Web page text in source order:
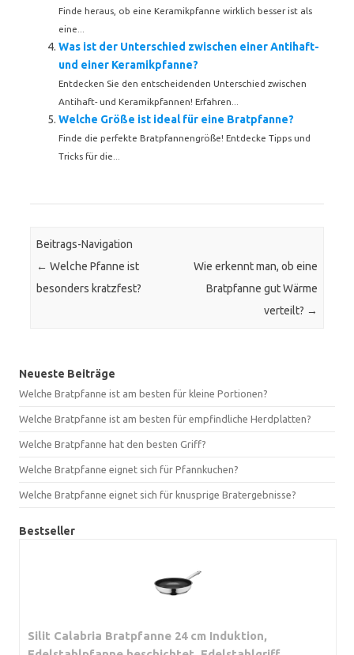
Finde heraus, ob eine Keramikpfanne wirklich besser ist als
eine...
Was ist der Unterschied zwischen einer Antihaft-
und einer Keramikpfanne?
Entdecken Sie den entscheidenden Unterschied zwischen
Antihaft- und Keramikpfannen! Erfahren...
Welche Größe ist ideal für eine Bratpfanne?
Finde die perfekte Bratpfannengröße! Entdecke Tipps und
Tricks für die...
Beitrags-Navigation
← Welche Pfanne ist
besonders kratzfest?
Wie erkennt man, ob eine
Bratpfanne gut Wärme
verteilt? →
Neueste Beiträge
Welche Bratpfanne ist am besten für kleine Portionen?
Welche Bratpfanne ist am besten für empfindliche Herdplatten?
Welche Bratpfanne hat den besten Griff?
Welche Bratpfanne eignet sich für Pfannkuchen?
Welche Bratpfanne eignet sich für knusprige Bratergebnisse?
Bestseller
Silit Calabria Bratpfanne 24 cm Induktion,